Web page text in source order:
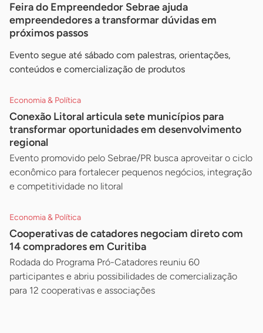
Feira do Empreendedor Sebrae ajuda
empreendedores a transformar dúvidas em
próximos passos
Evento segue até sábado com palestras, orientações,
conteúdos e comercialização de produtos
Economia & Política
Conexão Litoral articula sete municípios para
transformar oportunidades em desenvolvimento
regional
Evento promovido pelo Sebrae/PR busca aproveitar o ciclo
econômico para fortalecer pequenos negócios, integração
e competitividade no litoral
Economia & Política
Cooperativas de catadores negociam direto com
14 compradores em Curitiba
Rodada do Programa Pró-Catadores reuniu 60
participantes e abriu possibilidades de comercialização
para 12 cooperativas e associações